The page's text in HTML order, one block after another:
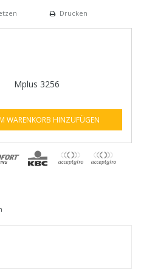
Drucken
Mplus 3256
WARENKORB HINZUFÜGEN